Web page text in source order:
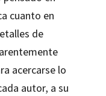
cuanto en
de
acercarse lo
autor, a su